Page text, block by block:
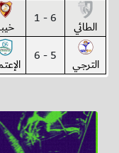
الطائي 6 - 1
الترجي 5 - 6